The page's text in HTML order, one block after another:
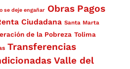
se deje engañar Obras Pagos
Ciudadana Santa Marta
de la Pobreza Tolima
Transferencias
Valle del